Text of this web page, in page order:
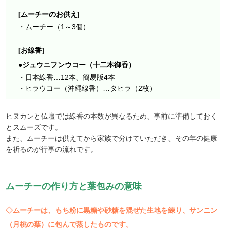
[ムーチーのお供え]
・ムーチー（1～3個）
[お線香]
●ジュウニフンウコー（十二本御香）
・日本線香…12本、簡易版4本
・ヒラウコー（沖縄線香）…タヒラ（2枚）
ヒヌカンと仏壇では線香の本数が異なるため、事前に準備しておく
とスムーズです。
また、ムーチーは供えてから家族で分けていただき、その年の健康
を祈るのが行事の流れです。
ムーチーの作り方と葉包みの意味
◇ムーチーは、もち粉に黒糖や砂糖を混ぜた生地を練り、サンニン
（月桃の葉）に包んで蒸したものです。